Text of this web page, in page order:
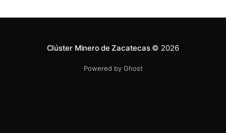
Clúster Minero de Zacatecas© 2026
Powered by Ghost